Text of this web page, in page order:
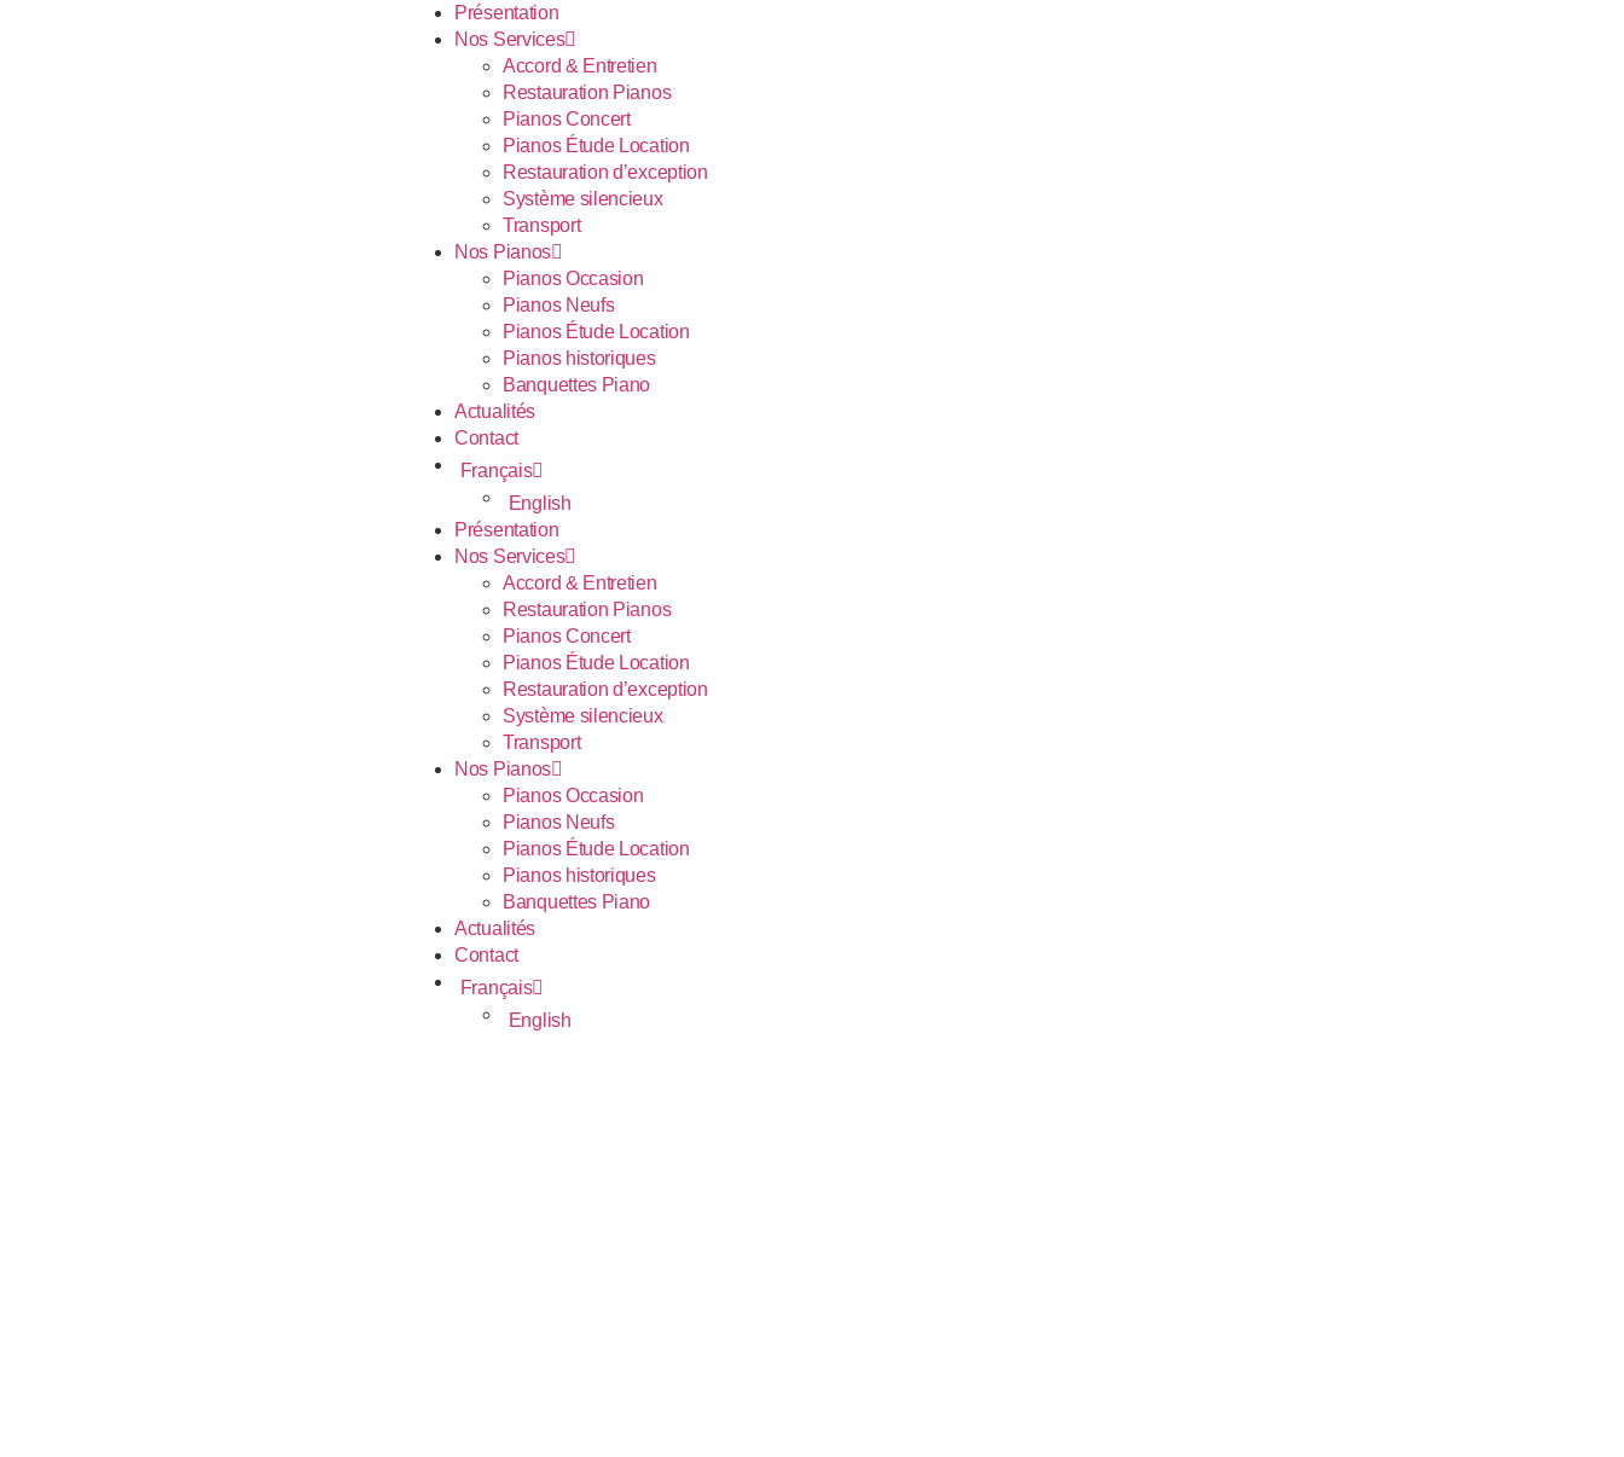
Présentation
Nos Services
Accord & Entretien
Restauration Pianos
Pianos Concert
Pianos Étude Location
Restauration d’exception
Système silencieux
Transport
Nos Pianos
Pianos Occasion
Pianos Neufs
Pianos Étude Location
Pianos historiques
Banquettes Piano
Actualités
Contact
Français
English
Présentation
Nos Services
Accord & Entretien
Restauration Pianos
Pianos Concert
Pianos Étude Location
Restauration d’exception
Système silencieux
Transport
Nos Pianos
Pianos Occasion
Pianos Neufs
Pianos Étude Location
Pianos historiques
Banquettes Piano
Actualités
Contact
Français
English